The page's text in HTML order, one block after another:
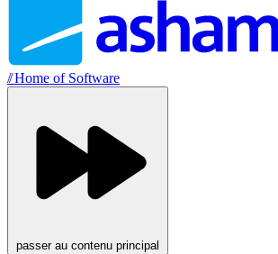
//Home of Software
passer au contenu principal